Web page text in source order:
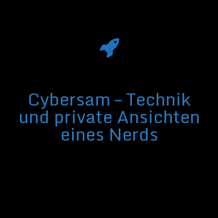
Cybersam – Technik
und private Ansichten
eines Nerds